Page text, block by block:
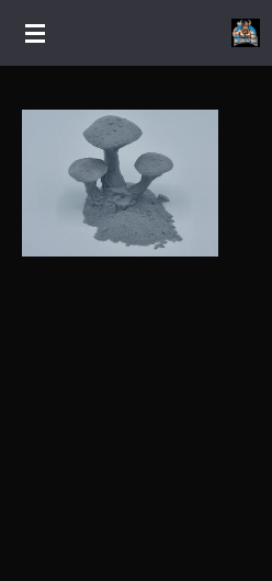
Zum